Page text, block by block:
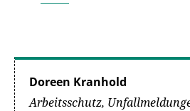
Doreen Kranhold
Arbeitsschutz,